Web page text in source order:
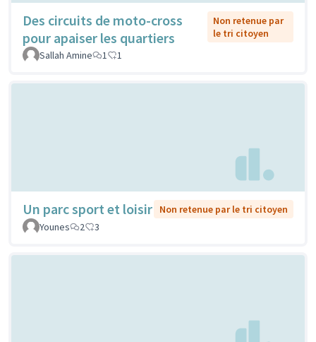
Des circuits de moto-cross
pour apaiser les quartiers
Non retenue par
le tri citoyen
Sallah Amine
1 1
Un parc sport et loisir
Non retenue par le tri citoyen
Younes
2 3